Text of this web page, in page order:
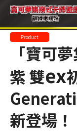
Product
「寶可
紫 雙ex
新登場！